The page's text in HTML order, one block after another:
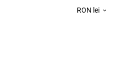
RON lei 